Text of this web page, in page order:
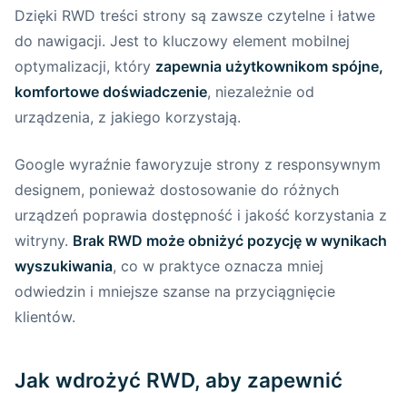
Dzięki RWD treści strony są zawsze czytelne i łatwe
do nawigacji. Jest to kluczowy element mobilnej
optymalizacji, który zapewnia użytkownikom spójne,
komfortowe doświadczenie, niezależnie od
urządzenia, z jakiego korzystają.
Google wyraźnie faworyzuje strony z responsywnym
designem, ponieważ dostosowanie do różnych
urządzeń poprawia dostępność i jakość korzystania z
witryny. Brak RWD może obniżyć pozycję w wynikach
wyszukiwania, co w praktyce oznacza mniej
odwiedzin i mniejsze szanse na przyciągnięcie
klientów.
Jak wdrożyć RWD, aby zapewnić